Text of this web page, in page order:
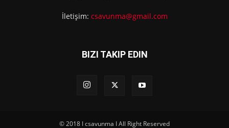
İletişim: csavunma@gmail.com
BIZI TAKIP EDIN
© 2018 I csavunma I All Right Reserved